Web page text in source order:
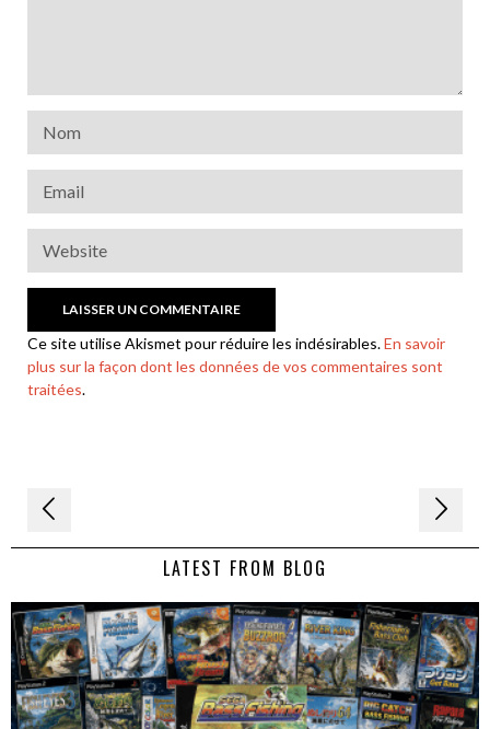
Ce site utilise Akismet pour réduire les indésirables.En savoir
plus sur la façon dont les données de vos commentaires sont
traitées.
Navigation
de LATEST FROM BLOG